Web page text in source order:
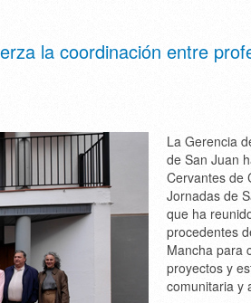
la coordinación entre
La Gerencia
de San Juan
Cervantes de
Jornadas de
que ha
procedentes
Mancha para
proyectos y
comunitaria y